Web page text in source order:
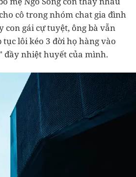
cô trong nhóm chat gia đình
con gái cự tuyệt, ông bà vẫn
lôi kéo 3 đời họ hàng vào
đầy nhiệt huyết của mình.